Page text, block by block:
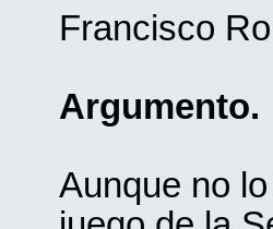
Francisco
Argumento.
Aunque no